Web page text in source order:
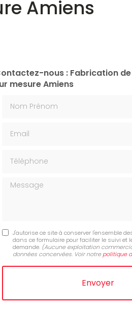
Amiens
nous : Fabrication
mesure Amiens
Message
J'autorise ce site à conserver l'ensemble
dans ce formulaire pour faciliter le suivi et
demande. (Aucune exploitation
données concervées. Voir notre politique